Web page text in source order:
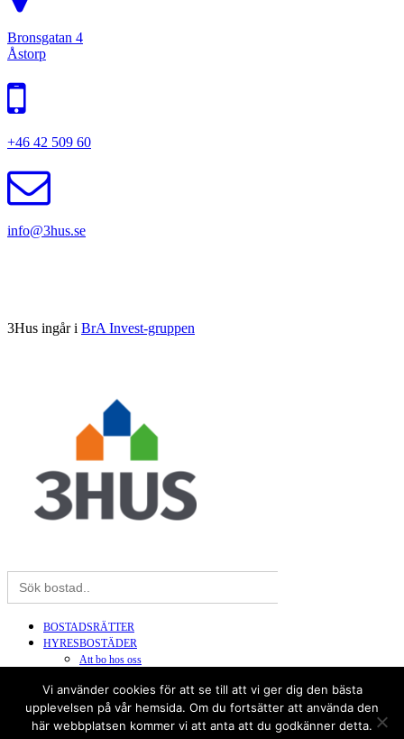
Bronsgatan 4
Åstorp
+46 42 509 60
info@3hus.se
3Hus ingår i BrA Invest-gruppen
Vi använder cookies för att se till att vi ger dig den bästa
upplevelsen på vår hemsida. Om du fortsätter att använda den
här webbplatsen kommer vi att anta att du godkänner detta.
Sök
efter:
BOSTADSRÄTTER
HYRESBOSTÄDER
Att bo hos oss
Om oss
Kontakt